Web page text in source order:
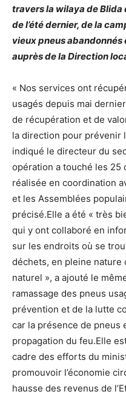
travers la wilaya de
de l’été dernier, de la
vieux pneus
auprès de la Direction
« Nos services ont
usagés depuis mai
de récupération et de
la direction pour prévenir
indiqué le directeur du
opération a touché les 25
réalisée en coordination
et les Assemblées
précisé.Elle a été « très
qui y ont collaboré en
sur les endroits où se
déchets, en pleine nature
naturel », a ajouté le
ramassage des pneus
prévention et de la lutte
car la présence de pneus
propagation du feu.Elle
cadre des efforts du
promouvoir l’économie
hausse des revenus de